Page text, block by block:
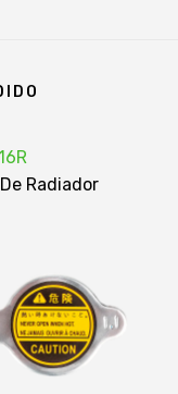
Radiador